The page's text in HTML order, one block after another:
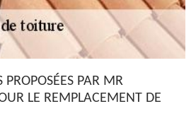
PROPOSÉES PAR MR
LE REMPLACEMENT DE